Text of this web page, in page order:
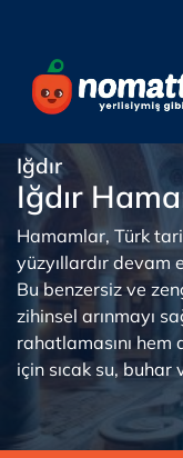
Iğdır
Iğdır
Hamamlar, Türk
yüzyıllardır devam
Bu benzersiz ve
zihinsel arınmayı
rahatlamasını hem
için sıcak su, buhar